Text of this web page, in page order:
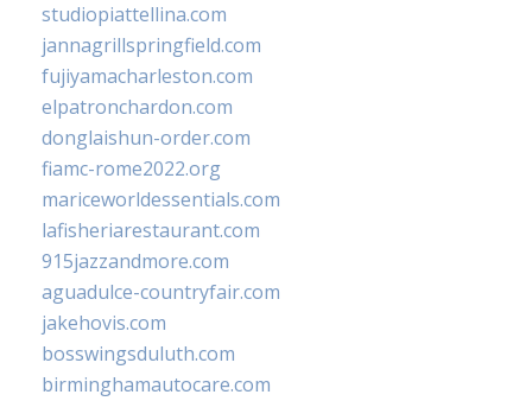
studiopiattellina.com
jannagrillspringfield.com
fujiyamacharleston.com
elpatronchardon.com
donglaishun-order.com
fiamc-rome2022.org
mariceworldessentials.com
lafisheriarestaurant.com
915jazzandmore.com
aguadulce-countryfair.com
jakehovis.com
bosswingsduluth.com
birminghamautocare.com